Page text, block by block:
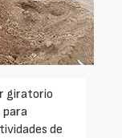
giratorio
para
de